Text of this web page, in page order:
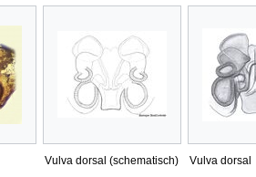
Vulva dorsal (schematisch) Vulva dorsal